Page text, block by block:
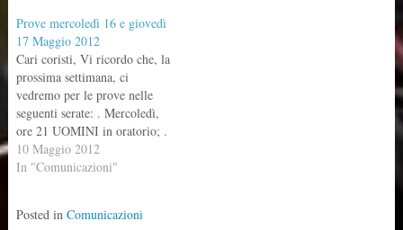
portate soltanto la
SEQUENZA "VENI
SANCTE SPIRITUS" e, per
chi ce l'ha, O…
Prove mercoledì 16 e giovedì
17 Maggio 2012
Cari coristi, Vi ricordo che, la
prossima settimana, ci
vedremo per le prove nelle
seguenti serate: . Mercoledì,
ore 21 UOMINI in oratorio; .
Giovedì, ore 20.30 DONNE in
oratorio. Portate la sequenza di
GESÙ e O SACRUM
10 Maggio 2012
In "Comunicazioni"
Posted in Comunicazioni